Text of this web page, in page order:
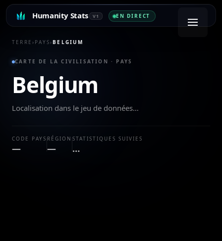
Humanity Stats V1 EN DIRECT
TERRE › PAYS›BELGIUM
CARTE DE LA CIVILISATION · PAYS
Belgium
Localisation dans le jeu de données…
CODE PAYS
—
RÉGION
—
STATISTIQUES SUIVIES
…